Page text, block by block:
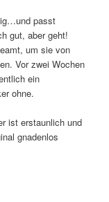
passt
gut, aber geht!
um sie von
Vor zwei Wochen
ein
ohne.
ist erstaunlich und
gnadenlos